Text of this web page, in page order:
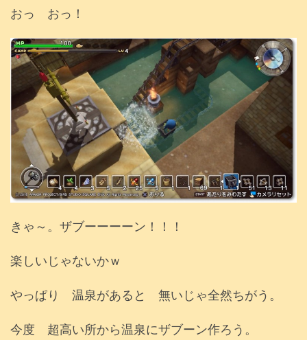
おっ おっ！
きゃ～。ザブーーーーン！！！
楽しいじゃないかｗ
やっぱり 温泉があると 無いじゃ全然ちがう。
今度 超高い所から温泉にザブーン作ろう。